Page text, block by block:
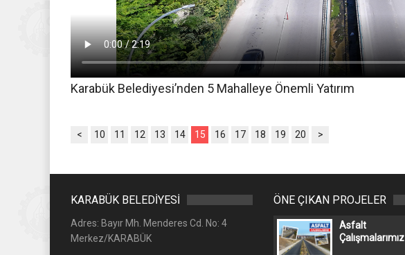
Karabük Belediyesi’nden 5 Mahalleye Önemli Yatırım
< 10 11 12 13 14 15 16 17 18 19 20 >
KARABÜK BELEDİYESİ
Adres: Bayır Mh. Menderes Cd. No: 4
Merkez/KARABÜK
ÖNE ÇIKAN PROJELER
Asfalt
Çalışmalarımız